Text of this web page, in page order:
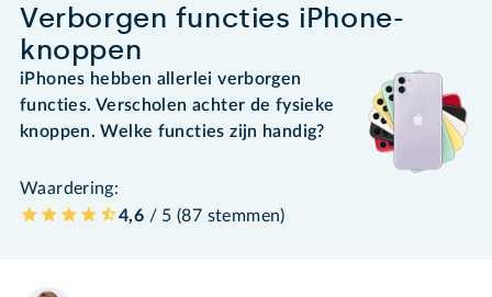
Verborgen functies iPhone-
knoppen
iPhones hebben allerlei verborgen
functies. Verscholen achter de fysieke
knoppen. Welke functies zijn handig?
Waardering:
4,6 / 5 (87 stemmen)